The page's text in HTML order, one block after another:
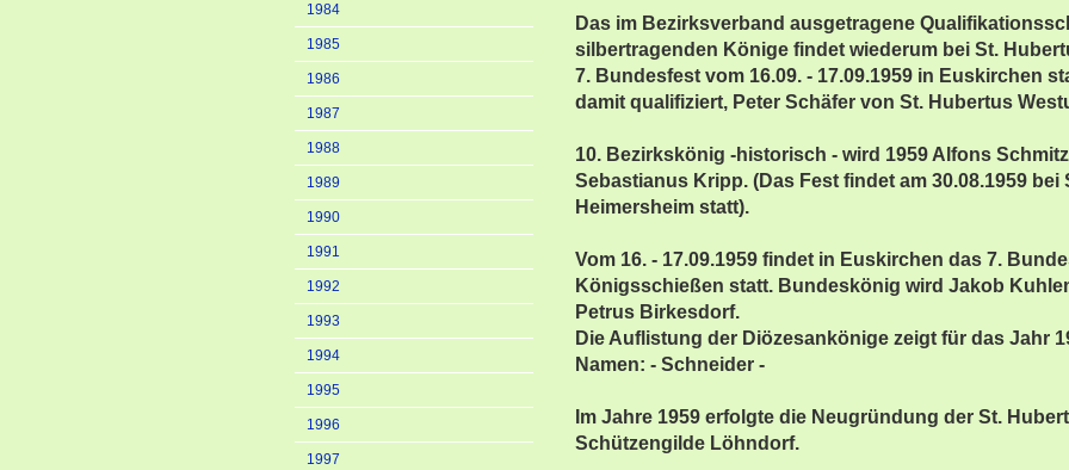
1984
1985
1986
1987
1988
1989
1990
1991
1992
1993
1994
1995
1996
1997
Das im Bezirksverband ausgetragene
silbertragenden Könige findet wiederum bei St.
7. Bundesfest vom 16.09. - 17.09.1959 in Euskirchen
damit qualifiziert, Peter Schäfer von St. Hubertus
10. Bezirkskönig -historisch - wird 1959 Alfons
Sebastianus Kripp. (Das Fest findet am 30.08.1959 bei
Heimersheim statt).
Vom 16. - 17.09.1959 findet in Euskirchen das 7.
Königsschießen statt. Bundeskönig wird Jakob
Petrus Birkesdorf.
Die Auflistung der Diözesankönige zeigt für das Jahr
Namen: - Schneider -
Im Jahre 1959 erfolgte die Neugründung der St.
Schützengilde Löhndorf.